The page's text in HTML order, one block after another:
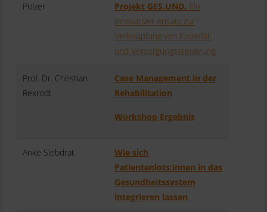
Polzer
Projekt GES.UND. Ein
innovativer Ansatz zur
Verknüpfung von Einzelfall
und Versorgungssteuerung
Prof. Dr. Christian
Rexrodt
Case Management in der
Rehabilitation
Workshop Ergebnis
Anke Siebdrat
Wie sich
Patientenlots:innen in das
Gesundheitssystem
integrieren lassen